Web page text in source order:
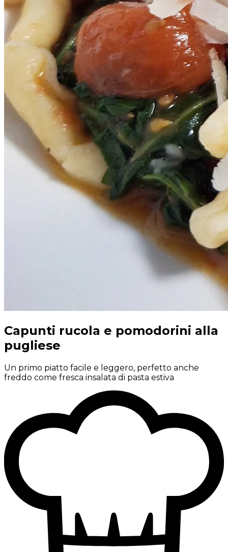
Capunti rucola e pomodorini alla
pugliese
Un primo piatto facile e leggero, perfetto anche
freddo come fresca insalata di pasta estiva